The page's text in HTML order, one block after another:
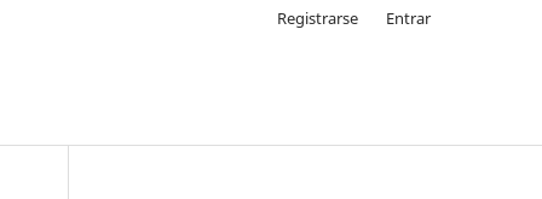
Registrarse Entrar